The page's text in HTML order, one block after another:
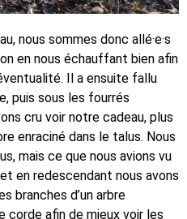
nous sommes donc allé·e·s
en nous échauffant bien afin
Il a ensuite fallu
puis sous les fourrés
cru voir notre cadeau, plus
enraciné dans le talus. Nous
mais ce que nous avions vu
en redescendant nous avons
branches d’un arbre
corde afin de mieux voir les